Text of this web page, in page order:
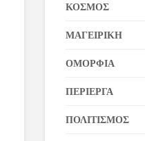
ΚΟΣΜΟΣ
ΜΑΓΕΙΡΙΚΗ
ΟΜΟΡΦΙΑ
ΠΕΡΙΕΡΓΑ
ΠΟΛΙΤΙΣΜΟΣ